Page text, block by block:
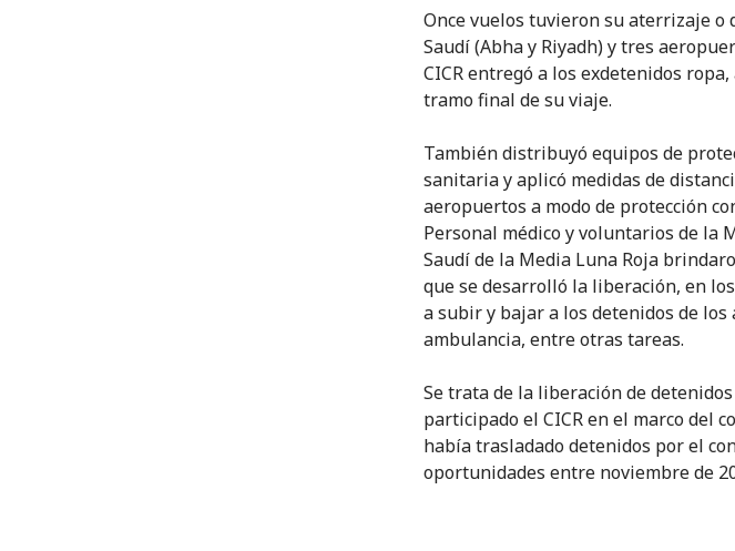
Once vuelos tuvieron su aterrizaje o
Saudí (Abha y Riyadh) y tres
CICR entregó a los exdetenidos
tramo final de su viaje.
También distribuyó equipos de
sanitaria y aplicó medidas de
aeropuertos a modo de protección
Personal médico y voluntarios de la
Saudí de la Media Luna Roja
que se desarrolló la liberación, en
a subir y bajar a los detenidos de
ambulancia, entre otras tareas.
Se trata de la liberación de
participado el CICR en el marco del
había trasladado detenidos por el
oportunidades entre noviembre de